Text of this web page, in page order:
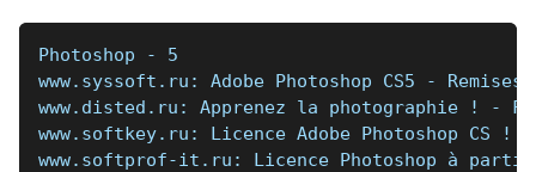
Photoshop - 5
www.syssoft.ru: Adobe Photoshop CS5 -
www.disted.ru: Apprenez la photographie ! -
www.softkey.ru: Licence Adobe Photoshop
www.softprof-it.ru: Licence Photoshop à